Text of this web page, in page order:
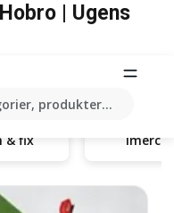
produkter...
| Ugens
& fix Imerco